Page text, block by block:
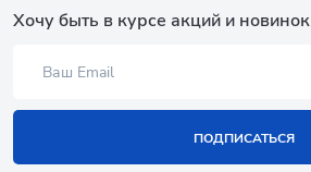
Хочу быть в курсе акций и новинок
ПОДПИСАТЬСЯ